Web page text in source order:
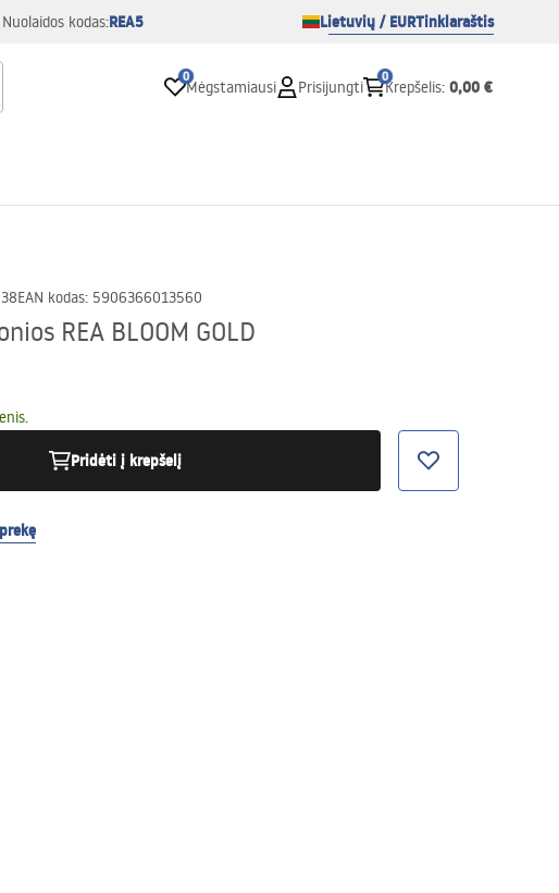
Nuolaidos kodas:REA5 Lietuvių / EURTinklaraštis
0
Mėgstamiausi Prisijungti
0
Krepšelis: 0,00 €
EAN kodas: 5906366013560
REA BLOOM GOLD
Pridėti į krepšelį